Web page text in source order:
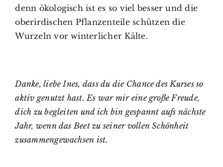
denn ökologisch ist es so viel besser und die
oberirdischen Pflanzenteile schützen die
Wurzeln vor winterlicher Kälte.
Danke, liebe Ines, dass du die Chance des Kurses so
aktiv genutzt hast. Es war mir eine große Freude,
dich zu begleiten und ich bin gespannt aufs nächste
Jahr, wenn das Beet zu seiner vollen Schönheit
zusammengewachsen ist.